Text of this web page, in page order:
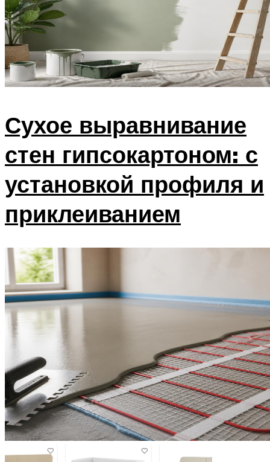
Сухое выравнивание
стен гипсокартоном: с
установкой профиля и
приклеиванием